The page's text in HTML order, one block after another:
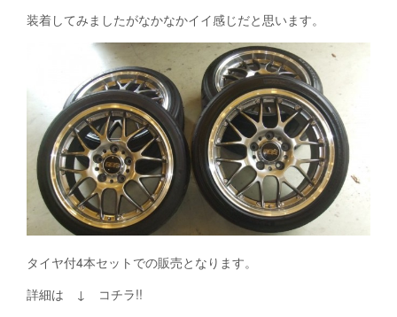
装着してみましたがなかなかイイ感じだと思います。
タイヤ付4本セットでの販売となります。
詳細は ↓ コチラ!!